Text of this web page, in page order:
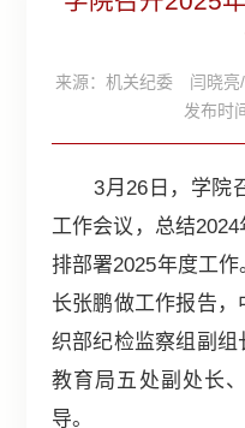
来源：机关纪委 闫晓
发布时
3月26日，学院召
工作会议，总结
排部署2025年度工
长张鹏做工作报告
织部纪检监察组副
教育局五处副处长
导。